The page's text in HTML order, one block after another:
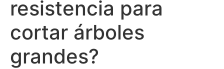
resistencia para
cortar árboles
grandes?